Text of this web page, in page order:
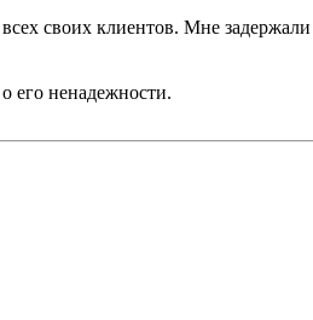
своих клиентов. Мне
его ненадежности.